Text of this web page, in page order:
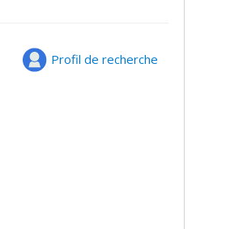
Profil de recherche